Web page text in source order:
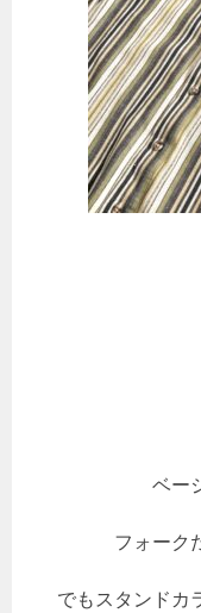
ベー
フォーク
でもスタンドカ